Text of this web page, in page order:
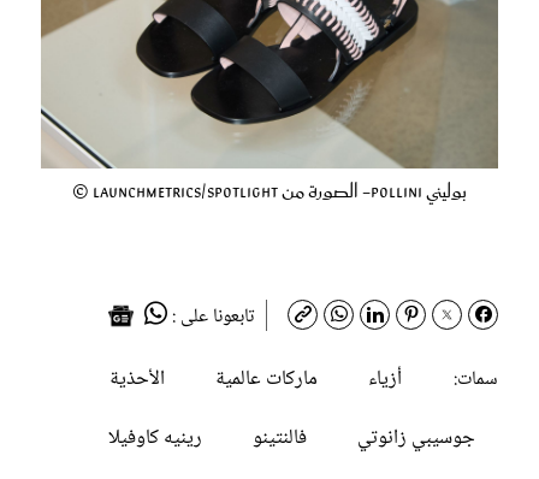
بوليني Pollini- الصورة من Launchmetrics/Spotlight ©
تابعونا على :
سمات:
أزياء ماركات عالمية
الأحذية
جوسيبي زانوتي
فالنتينو
رينيه كاوفيلا